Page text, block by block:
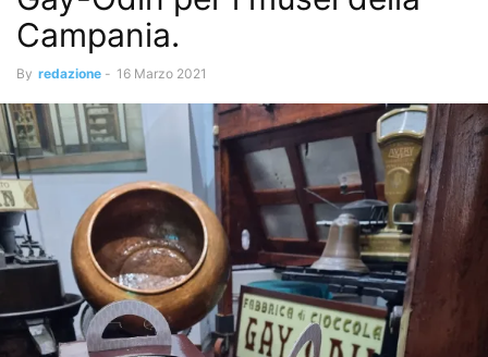
Campania.
By redazione - 16 Marzo 2021